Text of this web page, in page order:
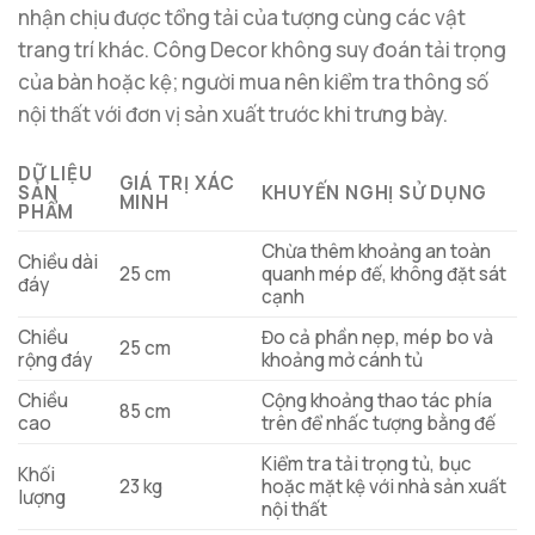
nhận chịu được tổng tải của tượng cùng các vật
trang trí khác. Công Decor không suy đoán tải trọng
của bàn hoặc kệ; người mua nên kiểm tra thông số
nội thất với đơn vị sản xuất trước khi trưng bày.
DỮ LIỆU
SẢN
PHẨM
GIÁ TRỊ XÁC
MINH KHUYẾN NGHỊ SỬ DỤNG
Chiều dài
đáy
25 cm
Chừa thêm khoảng an toàn
quanh mép đế, không đặt sát
cạnh
Chiều
rộng đáy
25 cm
Đo cả phần nẹp, mép bo và
khoảng mở cánh tủ
Chiều
cao
85 cm
Cộng khoảng thao tác phía
trên để nhấc tượng bằng đế
Khối
lượng
23 kg
Kiểm tra tải trọng tủ, bục
hoặc mặt kệ với nhà sản xuất
nội thất